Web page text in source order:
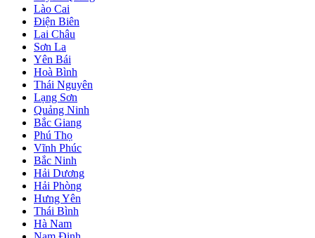
Lào Cai
Điện Biên
Lai Châu
Sơn La
Yên Bái
Hoà Bình
Thái Nguyên
Lạng Sơn
Quảng Ninh
Bắc Giang
Phú Thọ
Vĩnh Phúc
Bắc Ninh
Hải Dương
Hải Phòng
Hưng Yên
Thái Bình
Hà Nam